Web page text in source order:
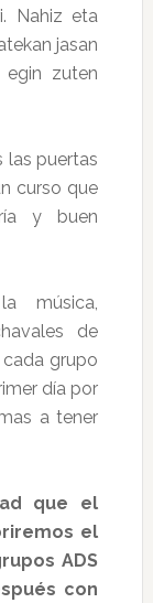
Nahiz eta
jasan
zuten
las puertas
curso que
y buen
música,
de
cada grupo
día por
a tener
que el
el
ADS
con